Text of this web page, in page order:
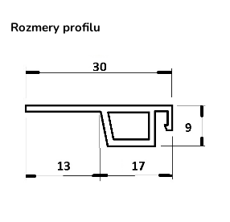
Rozmery profilu